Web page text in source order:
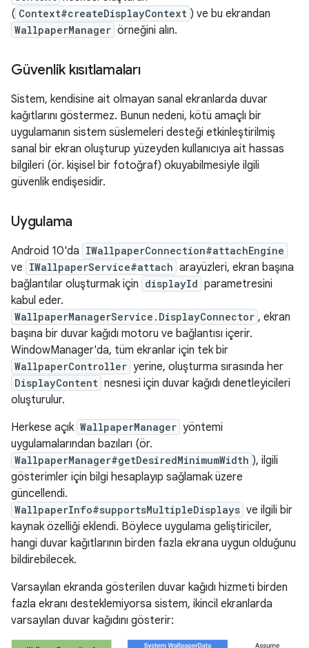
( Context#createDisplayContext ) ve bu ekrandan
WallpaperManager örneğini alın.
Güvenlik kısıtlamaları
Sistem, kendisine ait olmayan sanal ekranlarda duvar
kağıtlarını göstermez. Bunun nedeni, kötü amaçlı bir
uygulamanın sistem süslemeleri desteği etkinleştirilmiş
sanal bir ekran oluşturup yüzeyden kullanıcıya ait hassas
bilgileri (ör. kişisel bir fotoğraf) okuyabilmesiyle ilgili
güvenlik endişesidir.
Uygulama
Android 10'da IWallpaperConnection#attachEngine
ve IWallpaperService#attach arayüzleri, ekran başına
bağlantılar oluşturmak için displayId parametresini
kabul eder.
WallpaperManagerService.DisplayConnector , ekran
başına bir duvar kağıdı motoru ve bağlantısı içerir.
WindowManager'da, tüm ekranlar için tek bir
WallpaperController yerine, oluşturma sırasında her
DisplayContent nesnesi için duvar kağıdı denetleyicileri
oluşturulur.
Herkese açık WallpaperManager yöntemi
uygulamalarından bazıları (ör.
WallpaperManager#getDesiredMinimumWidth ), ilgili
gösterimler için bilgi hesaplayıp sağlamak üzere
güncellendi.
WallpaperInfo#supportsMultipleDisplays ve ilgili bir
kaynak özelliği eklendi. Böylece uygulama geliştiriciler,
hangi duvar kağıtlarının birden fazla ekrana uygun olduğunu
bildirebilecek.
Varsayılan ekranda gösterilen duvar kağıdı hizmeti birden
fazla ekranı desteklemiyorsa sistem, ikincil ekranlarda
varsayılan duvar kağıdını gösterir: